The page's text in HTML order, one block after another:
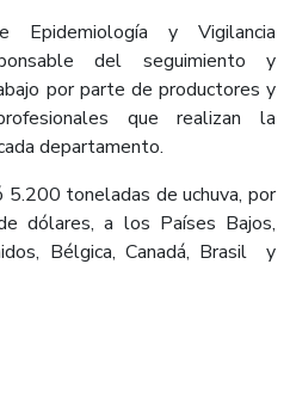
Epidemiología y Vigilancia
del seguimiento y
por parte de productores y
que realizan la
departamento.​
toneladas de uchuva, por
dólares, a los Países Bajos,
Bélgica, Canadá, Brasil y